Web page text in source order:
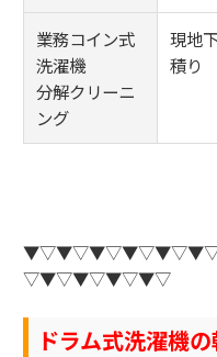
業務コイン式
洗濯機
分解クリーニ
ング
現地
積り
▽▼▽▼▽▼▽▼▽
ドラム式洗濯機